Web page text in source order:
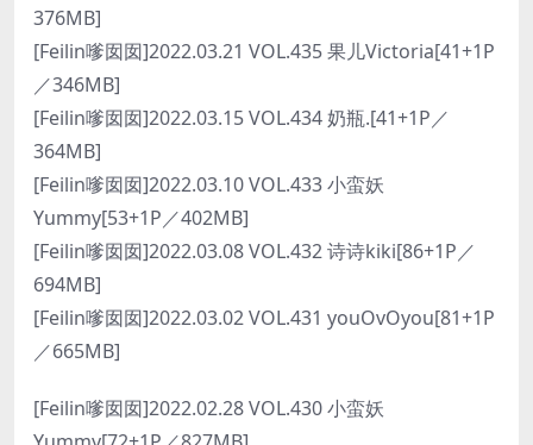
376MB]
[Feilin嗲囡囡]2022.03.21 VOL.435 果儿Victoria[41+1P
／346MB]
[Feilin嗲囡囡]2022.03.15 VOL.434 奶瓶.[41+1P／
364MB]
[Feilin嗲囡囡]2022.03.10 VOL.433 小蛮妖
Yummy[53+1P／402MB]
[Feilin嗲囡囡]2022.03.08 VOL.432 诗诗kiki[86+1P／
694MB]
[Feilin嗲囡囡]2022.03.02 VOL.431 youOvOyou[81+1P
／665MB]
[Feilin嗲囡囡]2022.02.28 VOL.430 小蛮妖